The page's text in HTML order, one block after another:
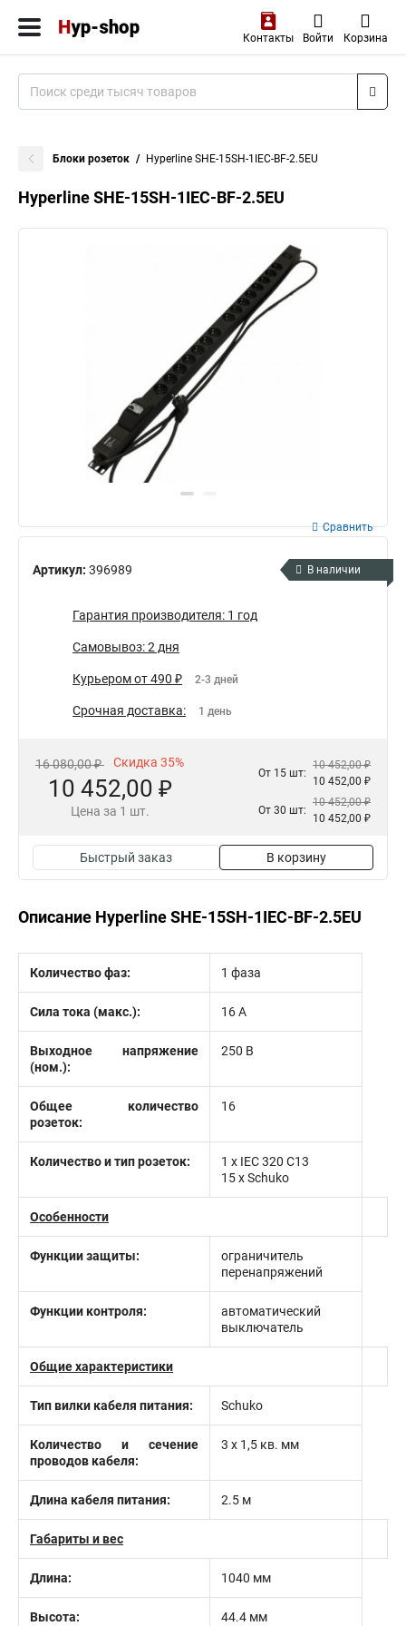
Контакты Войти Корзина
Блоки розеток Hyperline SHE-15SH-1IEC-BF-2.5EU
Hyperline SHE-15SH-1IEC-BF-2.5EU
Артикул: 396989
Сравнить
В наличии
Гарантия производителя: 1 год
Самовывоз: 2 дня
Курьером от 490 ₽ 2-3 дней
Срочная доставка: 1 день
16 080,00 ₽ Скидка 35%
10 452,00 ₽
Цена за 1 шт.
От 15 шт:
10 452,00 ₽
10 452,00 ₽
От 30 шт:
10 452,00 ₽
10 452,00 ₽
Быстрый заказ В корзину
Описание Hyperline SHE-15SH-1IEC-BF-2.5EU
Количество фаз: 1 фаза
Сила тока (макс.): 16 А
Выходное напряжение
(ном.):
250 В
Общее количество
розеток:
16
Количество и тип розеток:
1 х IEC 320 C13
15 x Schuko
Особенности
Функции защиты:
ограничитель
перенапряжений
Функции контроля:
автоматический
выключатель
Общие характеристики
Тип вилки кабеля питания: Schuko
Количество и сечение
проводов кабеля:
3 х 1,5 кв. мм
Длина кабеля питания: 2.5 м
Габариты и вес
Длина: 1040 мм
Высота: 44.4 мм